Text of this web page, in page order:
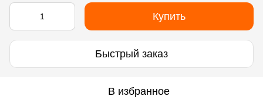
Купить
Быстрый заказ
В избранное